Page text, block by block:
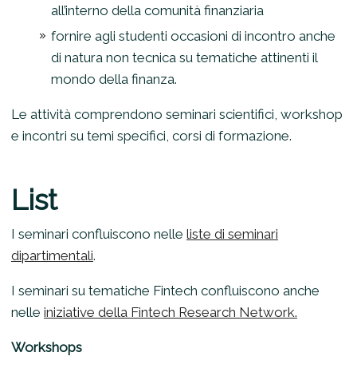
all’interno della comunità finanziaria
fornire agli studenti occasioni di incontro anche
di natura non tecnica su tematiche attinenti il
mondo della finanza.
Le attività comprendono seminari scientifici, workshop
e incontri su temi specifici, corsi di formazione.
List
I seminari confluiscono nelle liste di seminari
dipartimentali.
I seminari su tematiche Fintech confluiscono anche
nelle iniziative della Fintech Research Network.
Workshops